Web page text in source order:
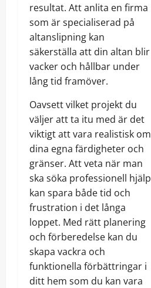
resultat. Att anlita en firma
som är specialiserad på
altanslipning kan
säkerställa att din altan blir
vacker och hållbar under
lång tid framöver.
Oavsett vilket projekt du
väljer att ta itu med är det
viktigt att vara realistisk om
dina egna färdigheter och
gränser. Att veta när man
ska söka professionell hjälp
kan spara både tid och
frustration i det långa
loppet. Med rätt planering
och förberedelse kan du
skapa vackra och
funktionella förbättringar i
ditt hem som du kan vara